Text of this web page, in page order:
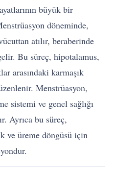
büyük bir
döneminde,
atılır, beraberinde
Bu süreç, hipotalamus,
arasındaki karmaşık
Menstrüasyon,
sistemi ve genel sağlığı
Ayrıca bu süreç,
ve üreme döngüsü için